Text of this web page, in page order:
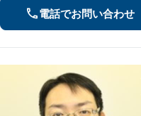
電話でお問い合わせ